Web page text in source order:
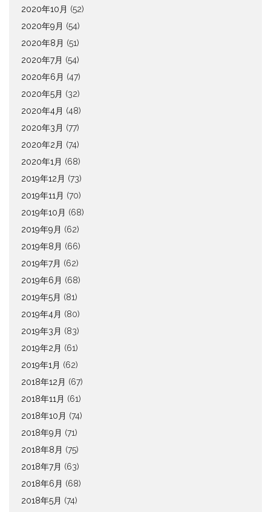
2020年10月 (52)
2020年9月 (54)
2020年8月 (51)
2020年7月 (54)
2020年6月 (47)
2020年5月 (32)
2020年4月 (48)
2020年3月 (77)
2020年2月 (74)
2020年1月 (68)
2019年12月 (73)
2019年11月 (70)
2019年10月 (68)
2019年9月 (62)
2019年8月 (66)
2019年7月 (62)
2019年6月 (68)
2019年5月 (81)
2019年4月 (80)
2019年3月 (83)
2019年2月 (61)
2019年1月 (62)
2018年12月 (67)
2018年11月 (61)
2018年10月 (74)
2018年9月 (71)
2018年8月 (75)
2018年7月 (63)
2018年6月 (68)
2018年5月 (74)